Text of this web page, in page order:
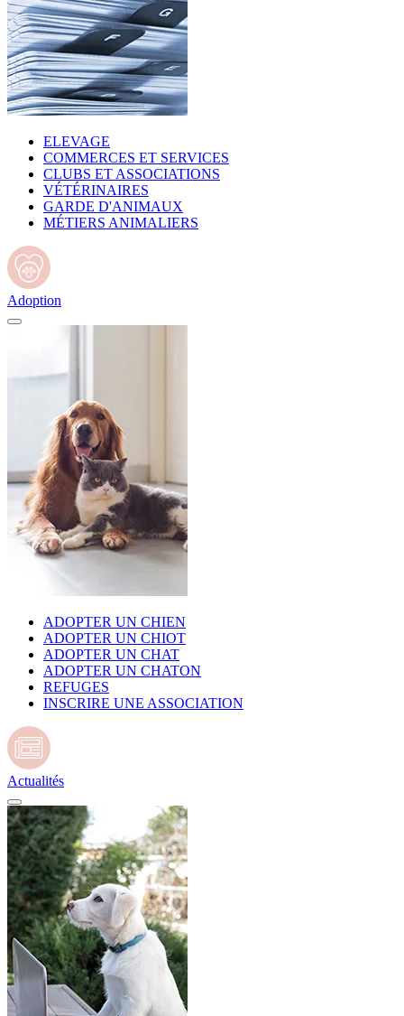
ELEVAGE
COMMERCES ET SERVICES
CLUBS ET ASSOCIATIONS
VÉTÉRINAIRES
GARDE D'ANIMAUX
MÉTIERS ANIMALIERS
Adoption
ADOPTER UN CHIEN
ADOPTER UN CHIOT
ADOPTER UN CHAT
ADOPTER UN CHATON
REFUGES
INSCRIRE UNE ASSOCIATION
Actualités